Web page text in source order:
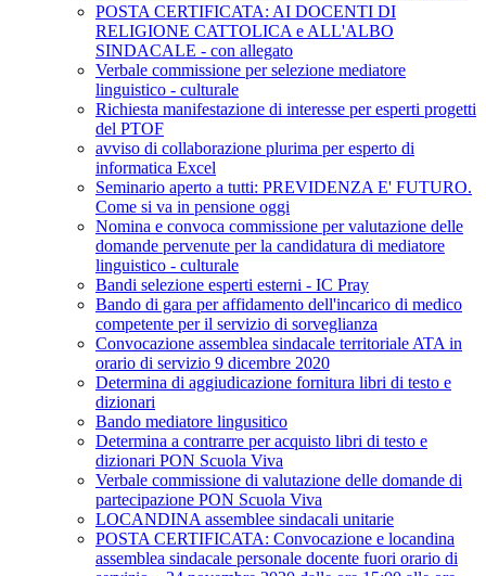
POSTA CERTIFICATA: AI DOCENTI DI
RELIGIONE CATTOLICA e ALL'ALBO
SINDACALE - con allegato
Verbale commissione per selezione mediatore
linguistico - culturale
Richiesta manifestazione di interesse per esperti progetti
del PTOF
avviso di collaborazione plurima per esperto di
informatica Excel
Seminario aperto a tutti: PREVIDENZA E' FUTURO.
Come si va in pensione oggi
Nomina e convoca commissione per valutazione delle
domande pervenute per la candidatura di mediatore
linguistico - culturale
Bandi selezione esperti esterni - IC Pray
Bando di gara per affidamento dell'incarico di medico
competente per il servizio di sorveglianza
Convocazione assemblea sindacale territoriale ATA in
orario di servizio 9 dicembre 2020
Determina di aggiudicazione fornitura libri di testo e
dizionari
Bando mediatore lingusitico
Determina a contrarre per acquisto libri di testo e
dizionari PON Scuola Viva
Verbale commissione di valutazione delle domande di
partecipazione PON Scuola Viva
LOCANDINA assemblee sindacali unitarie
POSTA CERTIFICATA: Convocazione e locandina
assemblea sindacale personale docente fuori orario di